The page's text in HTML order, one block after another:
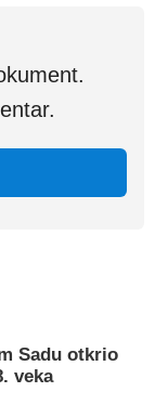
Sadu otkrio
veka